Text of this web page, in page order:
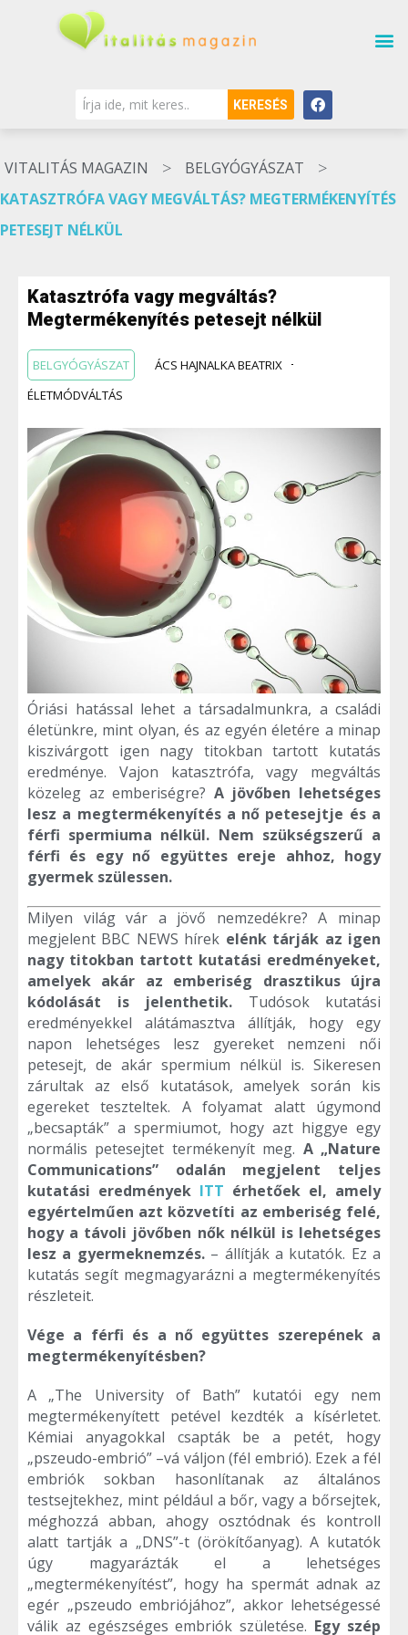
KERESÉS
VITALITÁS MAGAZIN > BELGYÓGYÁSZAT >
KATASZTRÓFA VAGY MEGVÁLTÁS? MEGTERMÉKENYÍTÉS
PETESEJT NÉLKÜL
Katasztrófa vagy megváltás?
Megtermékenyítés petesejt nélkül
BELGYÓGYÁSZAT
ÁCS HAJNALKA BEATRIX
ÉLETMÓDVÁLTÁS
Óriási hatással lehet a társadalmunkra, a családi
életünkre, mint olyan, és az egyén életére a minap
kiszivárgott igen nagy titokban tartott kutatás
eredménye. Vajon katasztrófa, vagy megváltás
közeleg az emberiségre? A jövőben lehetséges
lesz a megtermékenyítés a nő petesejtje és a
férfi spermiuma nélkül. Nem szükségszerű a
férfi és egy nő együttes ereje ahhoz, hogy
gyermek szülessen.
Milyen világ vár a jövő nemzedékre? A minap
megjelent BBC NEWS hírek elénk tárják az igen
nagy titokban tartott kutatási eredményeket,
amelyek akár az emberiség drasztikus újra
kódolását is jelenthetik. Tudósok kutatási
eredményekkel alátámasztva állítják, hogy egy
napon lehetséges lesz gyereket nemzeni női
petesejt, de akár spermium nélkül is. Sikeresen
zárultak az első kutatások, amelyek során kis
egereket teszteltek. A folyamat alatt úgymond
„becsapták” a spermiumot, hogy azt higgye egy
normális petesejtet termékenyít meg. A „Nature
Communications” odalán megjelent teljes
kutatási eredmények ITT érhetőek el, amely
egyértelműen azt közvetíti az emberiség felé,
hogy a távoli jövőben nők nélkül is lehetséges
lesz a gyermeknemzés. – állítják a kutatók. Ez a
kutatás segít megmagyarázni a megtermékenyítés
részleteit.
Vége a férfi és a nő együttes szerepének a
megtermékenyítésben?
A „The University of Bath” kutatói egy nem
megtermékenyített petével kezdték a kísérletet.
Kémiai anyagokkal csapták be a petét, hogy
„pszeudo-embrió” –vá váljon (fél embrió). Ezek a fél
embriók sokban hasonlítanak az általános
testsejtekhez, mint például a bőr, vagy a bőrsejtek,
méghozzá abban, ahogy osztódnak és kontroll
alatt tartják a „DNS”-t (örökítőanyag). A kutatók
úgy magyarázták el a lehetséges
„megtermékenyítést”, hogy ha spermát adnak az
egér „pszeudo embriójához”, akkor lehetségessé
válik az egészséges embriók születése. Egy szép